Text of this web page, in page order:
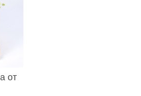
от